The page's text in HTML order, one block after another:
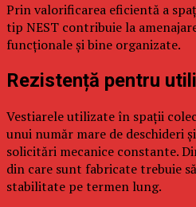
Prin valorificarea eficientă a
tip NEST contribuie la
funcționale și bine organizate.
Rezistență pentru
Vestiarele utilizate în spații
unui număr mare de deschideri
solicitări mecanice constante.
din care sunt fabricate trebuie
stabilitate pe termen lung.